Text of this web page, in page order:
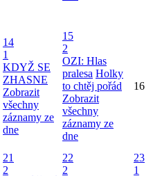
14
1
KDYŽ SE
ZHASNE
Zobrazit
všechny
záznamy ze
dne
15
2
OZI: Hlas
pralesa Holky
to chtěj pořád
Zobrazit
všechny
záznamy ze
dne
16
21
2
22
2
23
1